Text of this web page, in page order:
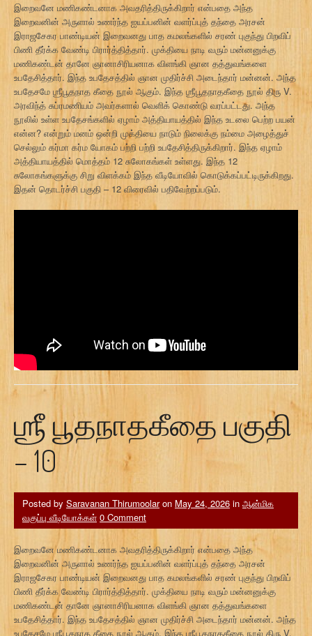
இறைவனே மணிகண்டனாக அவதரித்திருக்கிறார் என்பதை அந்த
இறைவனின் அருளால் உணர்ந்த ஐயப்பனின் வளர்ப்புத் தந்தை அரசன்
இராஜசேகர பாண்டியன் இறைவனது பாத கமலங்களில் சரண் புகுந்து பிறவிப்
பிணி தீர்க்க வேண்டி பிரார்த்தித்தார். முக்தியை நாடி வரும் மன்னனுக்கு
மணிகண்டன் தானே ஞானாசிரியனாக விளங்கி ஞான தத்துவங்களை
உபதேசித்தார். இந்த உபதேசத்தில் ஞான முதிர்ச்சி அடைந்தார் மன்னன். அந்த
உபதேசமே ஶ்ரீபூதநாத கீதை நூல் ஆகும். இந்த ஶ்ரீபூதநாதகீதை நூல் திரு V.
அரவிந்த் சுப்ரமணியம் அவர்களால் வெளிக் கொண்டு வரப்பட்டது. அந்த
நூலில் உள்ள உபதேசங்களில் ஏழாம் அத்தியாயத்தில் இந்த உடலை பெற்ற பயன்
என்ன? என்றும் மனம் ஒன்றி முக்தியை நாடும் நிலைக்கு நம்மை அழைத்துச்
செல்லும் கர்மா கர்ம யோகம் பற்றி பற்றி உபதேசித்திருக்கிறார். இந்த ஏழாம்
அத்தியாயத்தில் மொத்தம் 12 சுலோகங்கள் உள்ளது. இந்த 12
சுலோகங்களுக்கு சிறு விளக்கம் இந்த வீடியோவில் கொடுக்கப்பட்டிருக்கிறது.
இதன் தொடர்ச்சி பகுதி – 12 விரைவில் பதிவேற்றப்படும்.
ஶ்ரீ பூதநாதகீதை பகுதி
– 10
Posted by Saravanan Thirumoolaron May 24, 2026 in ஆன்மிக
வகுப்பு வீடியோக்கள் 0 Comment
இறைவனே மணிகண்டனாக அவதரித்திருக்கிறார் என்பதை அந்த
இறைவனின் அருளால் உணர்ந்த ஐயப்பனின் வளர்ப்புத் தந்தை அரசன்
இராஜசேகர பாண்டியன் இறைவனது பாத கமலங்களில் சரண் புகுந்து பிறவிப்
பிணி தீர்க்க வேண்டி பிரார்த்தித்தார். முக்தியை நாடி வரும் மன்னனுக்கு
மணிகண்டன் தானே ஞானாசிரியனாக விளங்கி ஞான தத்துவங்களை
உபதேசித்தார். இந்த உபதேசத்தில் ஞான முதிர்ச்சி அடைந்தார் மன்னன். அந்த
உபதேசமே ஶ்ரீபூதநாத கீதை நூல் ஆகும். இந்த ஶ்ரீபூதநாதகீதை நூல் திரு V.